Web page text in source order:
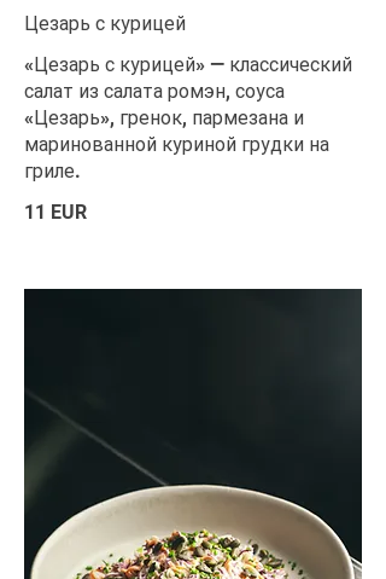
Цезарь с курицей
«Цезарь с курицей» — классический
салат из салата ромэн, соуса
«Цезарь», гренок, пармезана и
маринованной куриной грудки на
гриле.
11 EUR